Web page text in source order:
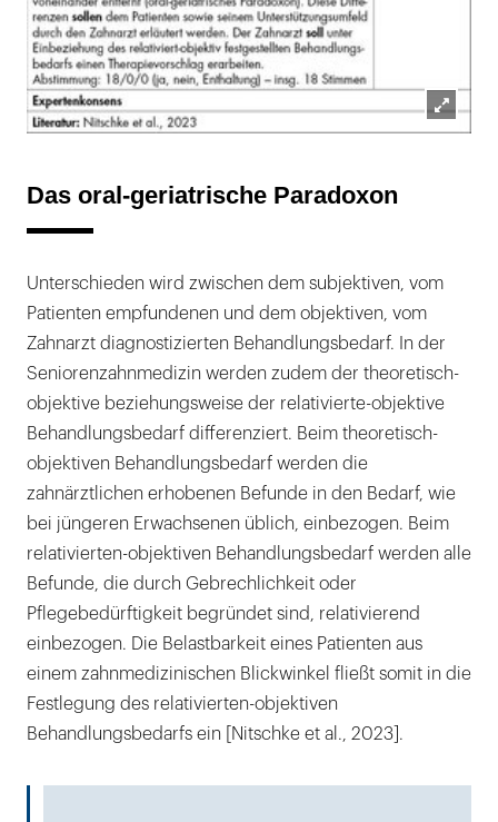
Das oral-geriatrische ­Paradoxon
Unterschieden wird zwischen dem subjektiven, vom
Patienten empfundenen und dem objektiven, vom
Zahnarzt diagnostizierten Behandlungsbedarf. In der
Seniorenzahnmedizin werden zudem der theoretisch-
objektive beziehungsweise der relativierte-objektive
Behandlungsbedarf differenziert. Beim theoretisch-
objektiven Behandlungsbedarf werden die
zahnärztlichen erhobenen Befunde in den Bedarf, wie
bei jüngeren Erwachsenen üblich, einbezogen. Beim
relativierten-objektiven Behandlungsbedarf werden alle
Befunde, die durch Gebrechlichkeit oder
Pflegebedürftigkeit begründet sind, relativierend
einbezogen. Die Belastbarkeit eines Patienten aus
einem zahnmedizinischen Blickwinkel fließt somit in die
Festlegung des relativierten-objektiven
Behandlungsbedarfs ein [Nitschke et al., 2023].